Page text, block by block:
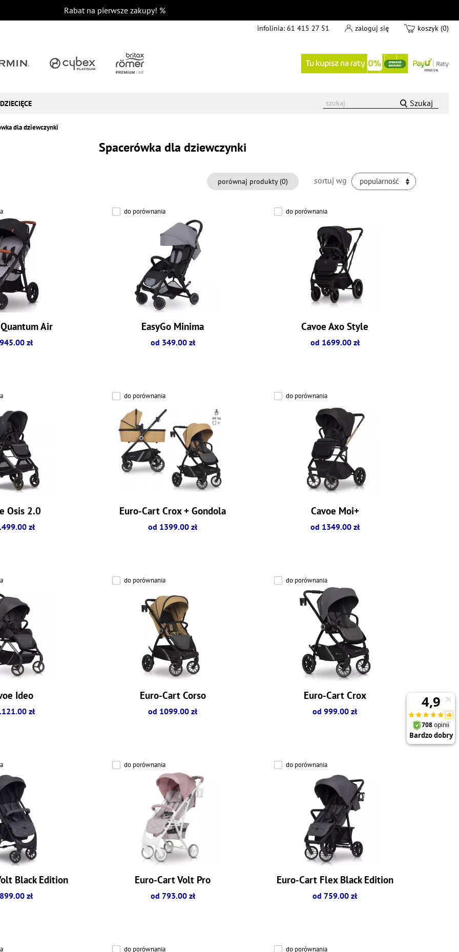
Rabat na pierwsze zakupy! %
infolinia: 61 415 27 51 zaloguj się koszyk (0)
Szukaj
dla dziewczynki
Spacerówka dla dziewczynki
sortuj wg popularność
porównaj produkty (0)
Air
zł
do porównania
EasyGo Minima
od 349.00 zł
do porównania
Cavoe Axo Style
od 1699.00 zł
Osis 2.0
zł
do porównania
Euro-Cart Crox + Gondola
od 1399.00 zł
do porównania
Cavoe Moi+
od 1349.00 zł
Ideo
zł
do porównania
Euro-Cart Corso
od 1099.00 zł
do porównania
Euro-Cart Crox
od 999.00 zł
Black Edition
zł
do porównania
Euro-Cart Volt Pro
od 793.00 zł
do porównania
Euro-Cart Flex Black Edition
od 759.00 zł
do porównania do porównania